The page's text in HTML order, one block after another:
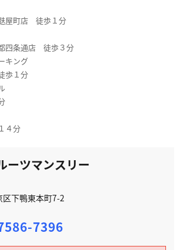
屋町店 徒歩１分
四条通店 徒歩３分
キング
歩１分
４分
ーツマンスリー
下鴨東本町7-2
7396